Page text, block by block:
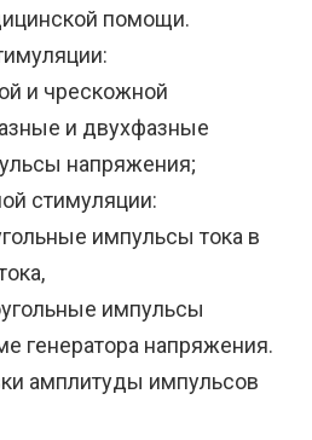
помощи.
и чрескожной
и двухфазные
напряжения;
стимуляции:
импульсы тока в
импульсы
генератора напряжения.
амплитуды импульсов